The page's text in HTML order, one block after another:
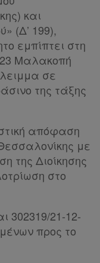
και
(Δ’ 199),
εμπίπτει στη
Μαλακοπή
σε
της τάξης
απόφαση
με
της Διοίκησης
στο
302319/21-12-
προς το